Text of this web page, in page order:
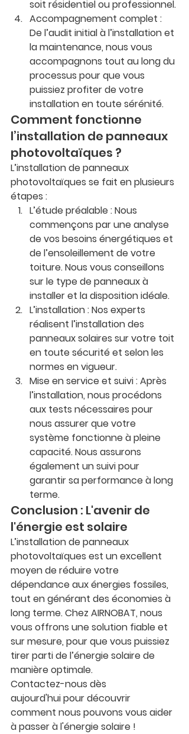
soit résidentiel ou professionnel.
Accompagnement complet :
De l’audit initial à l’installation et
la maintenance, nous vous
accompagnons tout au long du
processus pour que vous
puissiez profiter de votre
installation en toute sérénité.
Comment fonctionne
l’installation de panneaux
photovoltaïques ?
L’installation de panneaux
photovoltaïques se fait en plusieurs
étapes :
L’étude préalable : Nous
commençons par une analyse
de vos besoins énergétiques et
de l’ensoleillement de votre
toiture. Nous vous conseillons
sur le type de panneaux à
installer et la disposition idéale.
L’installation : Nos experts
réalisent l’installation des
panneaux solaires sur votre toit
en toute sécurité et selon les
normes en vigueur.
Mise en service et suivi : Après
l’installation, nous procédons
aux tests nécessaires pour
nous assurer que votre
système fonctionne à pleine
capacité. Nous assurons
également un suivi pour
garantir sa performance à long
terme.
Conclusion : L'avenir de
l'énergie est solaire
L’installation de panneaux
photovoltaïques est un excellent
moyen de réduire votre
dépendance aux énergies fossiles,
tout en générant des économies à
long terme. Chez AIRNOBAT, nous
vous offrons une solution fiable et
sur mesure, pour que vous puissiez
tirer parti de l’énergie solaire de
manière optimale.
Contactez-nous dès
aujourd'hui pour découvrir
comment nous pouvons vous aider
à passer à l'énergie solaire !